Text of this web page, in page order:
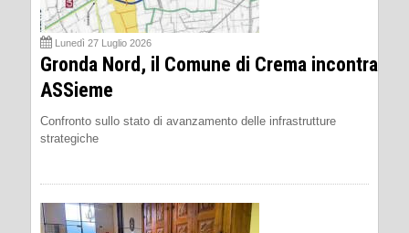
Lunedì 27 Luglio 2026
Gronda Nord, il Comune di Crema incontra
ASSieme
Confronto sullo stato di avanzamento delle infrastrutture
strategiche